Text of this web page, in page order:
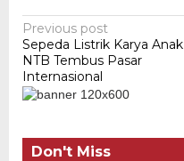
Post
navigation
Previous post
Sepeda Listrik Karya Anak
NTB Tembus Pasar
Internasional
Don't Miss